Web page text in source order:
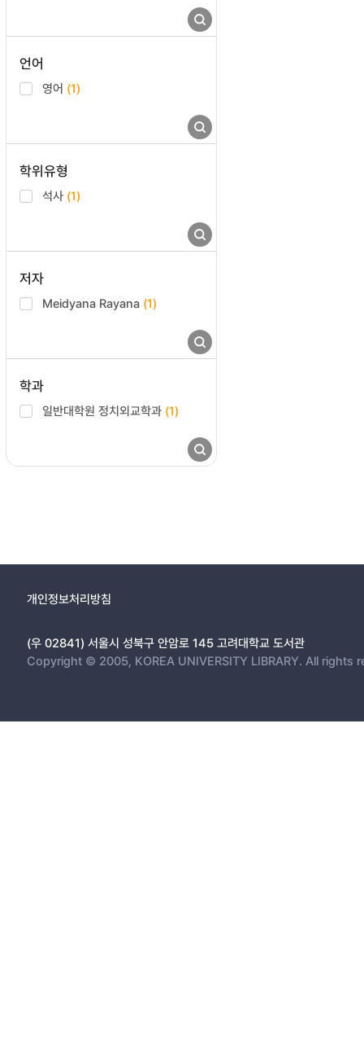
언어
영어 (1)
학위유형
석사 (1)
저자
Meidyana Rayana (1)
학과
일반대학원 정치외교학과 (1)
개인정보처리방침
(우 02841) 서울시 성북구 안암로 145 고려대학교 도서관
Copyright © 2005, KOREA UNIVERSITY LIBRARY. All rights